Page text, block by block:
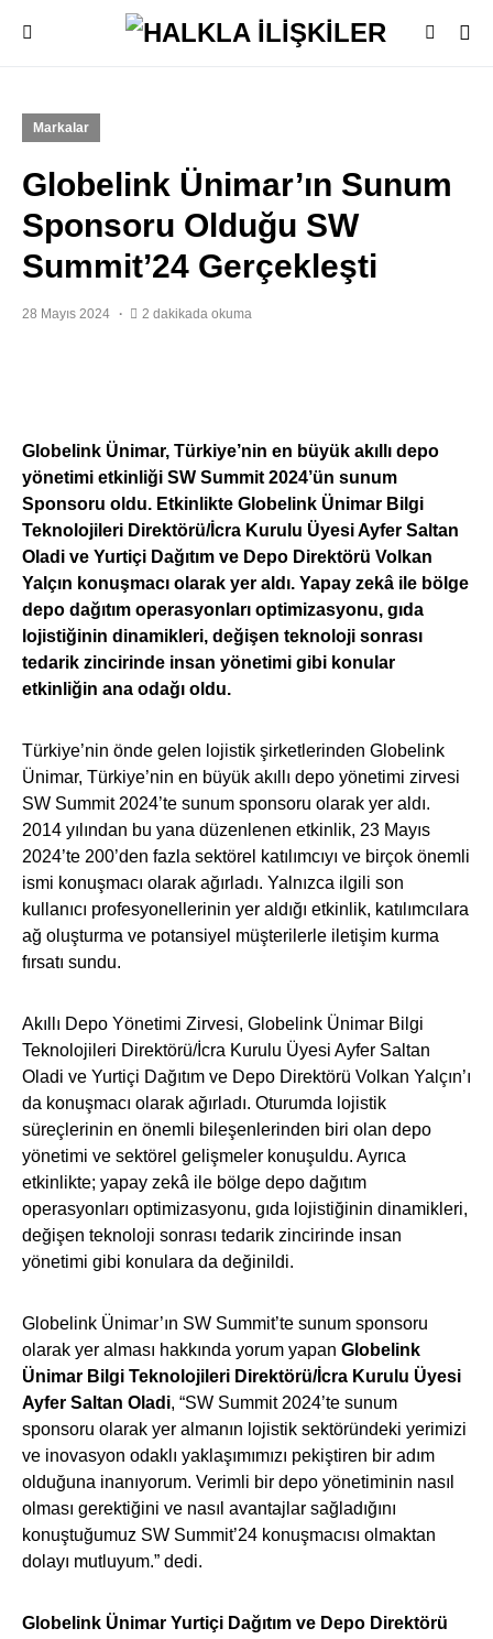
Markalar
Globelink Ünimar’ın Sunum
Sponsoru Olduğu SW
Summit’24 Gerçekleşti
28 Mayıs 2024 2 dakikada okuma
Globelink Ünimar, Türkiye’nin en büyük akıllı depo
yönetimi etkinliği SW Summit 2024’ün sunum
Sponsoru oldu. Etkinlikte Globelink Ünimar Bilgi
Teknolojileri Direktörü/İcra Kurulu Üyesi Ayfer Saltan
Oladi ve Yurtiçi Dağıtım ve Depo Direktörü Volkan
Yalçın konuşmacı olarak yer aldı. Yapay zekâ ile bölge
depo dağıtım operasyonları optimizasyonu, gıda
lojistiğinin dinamikleri, değişen teknoloji sonrası
tedarik zincirinde insan yönetimi gibi konular
etkinliğin ana odağı oldu.
Türkiye’nin önde gelen lojistik şirketlerinden Globelink
Ünimar, Türkiye’nin en büyük akıllı depo yönetimi zirvesi
SW Summit 2024’te sunum sponsoru olarak yer aldı.
2014 yılından bu yana düzenlenen etkinlik, 23 Mayıs
2024’te 200’den fazla sektörel katılımcıyı ve birçok önemli
ismi konuşmacı olarak ağırladı. Yalnızca ilgili son
kullanıcı profesyonellerinin yer aldığı etkinlik, katılımcılara
ağ oluşturma ve potansiyel müşterilerle iletişim kurma
fırsatı sundu.
Akıllı Depo Yönetimi Zirvesi, Globelink Ünimar Bilgi
Teknolojileri Direktörü/İcra Kurulu Üyesi Ayfer Saltan
Oladi ve Yurtiçi Dağıtım ve Depo Direktörü Volkan Yalçın’ı
da konuşmacı olarak ağırladı. Oturumda lojistik
süreçlerinin en önemli bileşenlerinden biri olan depo
yönetimi ve sektörel gelişmeler konuşuldu. Ayrıca
etkinlikte; yapay zekâ ile bölge depo dağıtım
operasyonları optimizasyonu, gıda lojistiğinin dinamikleri,
değişen teknoloji sonrası tedarik zincirinde insan
yönetimi gibi konulara da değinildi.
Globelink Ünimar’ın SW Summit’te sunum sponsoru
olarak yer alması hakkında yorum yapan Globelink
Ünimar Bilgi Teknolojileri Direktörü/İcra Kurulu Üyesi
Ayfer Saltan Oladi, “SW Summit 2024’te sunum
sponsoru olarak yer almanın lojistik sektöründeki yerimizi
ve inovasyon odaklı yaklaşımımızı pekiştiren bir adım
olduğuna inanıyorum. Verimli bir depo yönetiminin nasıl
olması gerektiğini ve nasıl avantajlar sağladığını
konuştuğumuz SW Summit’24 konuşmacısı olmaktan
dolayı mutluyum.” dedi.
Globelink Ünimar Yurtiçi Dağıtım ve Depo Direktörü